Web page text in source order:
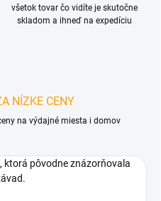
všetok tovar čo vidíte je skutočne
skladom a ihneď na expedíciu
NÍZKE CENY
na výdajné miesta i domov
ktorá pôvodne znázorňovala